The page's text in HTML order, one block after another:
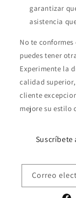
garantizar
asistencia
No te
puedes tener
Experimente la
calidad
cliente
mejore su estilo
Suscríbete
Correo